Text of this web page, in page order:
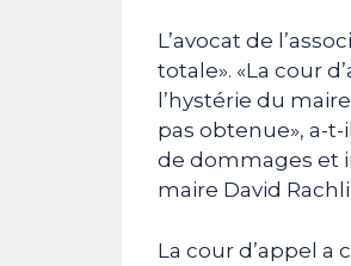
L’avocat de
totale». «La cour
l’hystérie du
pas obtenue», a-
de dommages et
maire David
La cour d’appel